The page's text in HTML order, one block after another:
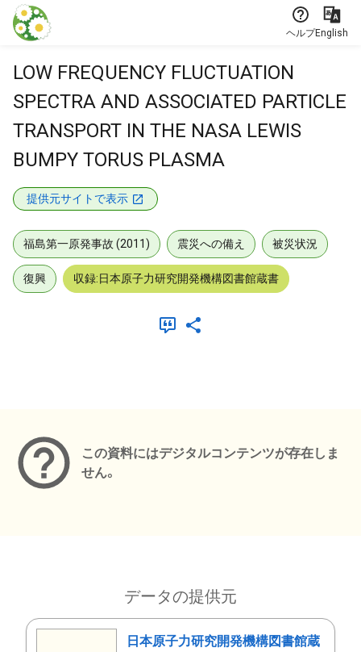
本文に飛ぶ
ヘルプEnglish
LOW FREQUENCY FLUCTUATION
SPECTRA AND ASSOCIATED PARTICLE
TRANSPORT IN THE NASA LEWIS
BUMPY TORUS PLASMA
提供元サイトで表示
福島第一原発事故 (2011) 震災への備え 被災状況
復興 収録:日本原子力研究開発機構図書館蔵書
この資料にはデジタルコンテンツが存在しま
せん。
データの提供元
日本原子力研究開発機構図書館蔵